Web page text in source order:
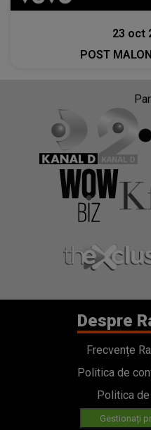
23 oct
POST
Despre
Frecvențe
Politica de
Politica
Gestionați